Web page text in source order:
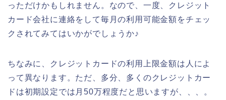
っただけかもしれません。なので、一度、クレジット
カード会社に連絡をして毎月の利用可能金額をチェッ
クされてみてはいかがでしょうか♪
ちなみに、クレジットカードの利用上限金額は人によ
って異なります。ただ、多分、多くのクレジットカー
ドは初期設定では月50万程度だと思いますが、、、。